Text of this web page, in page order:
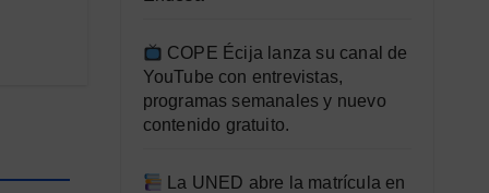
COPE Écija lanza su canal de
YouTube con entrevistas,
programas semanales y nuevo
contenido gratuito.
La UNED abre la matrícula en